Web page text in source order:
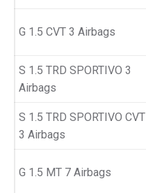
G 1.5 CVT 3 Airbags
S 1.5 TRD SPORTIVO 3
Airbags
S 1.5 TRD SPORTIVO CVT
3 Airbags
G 1.5 MT 7 Airbags